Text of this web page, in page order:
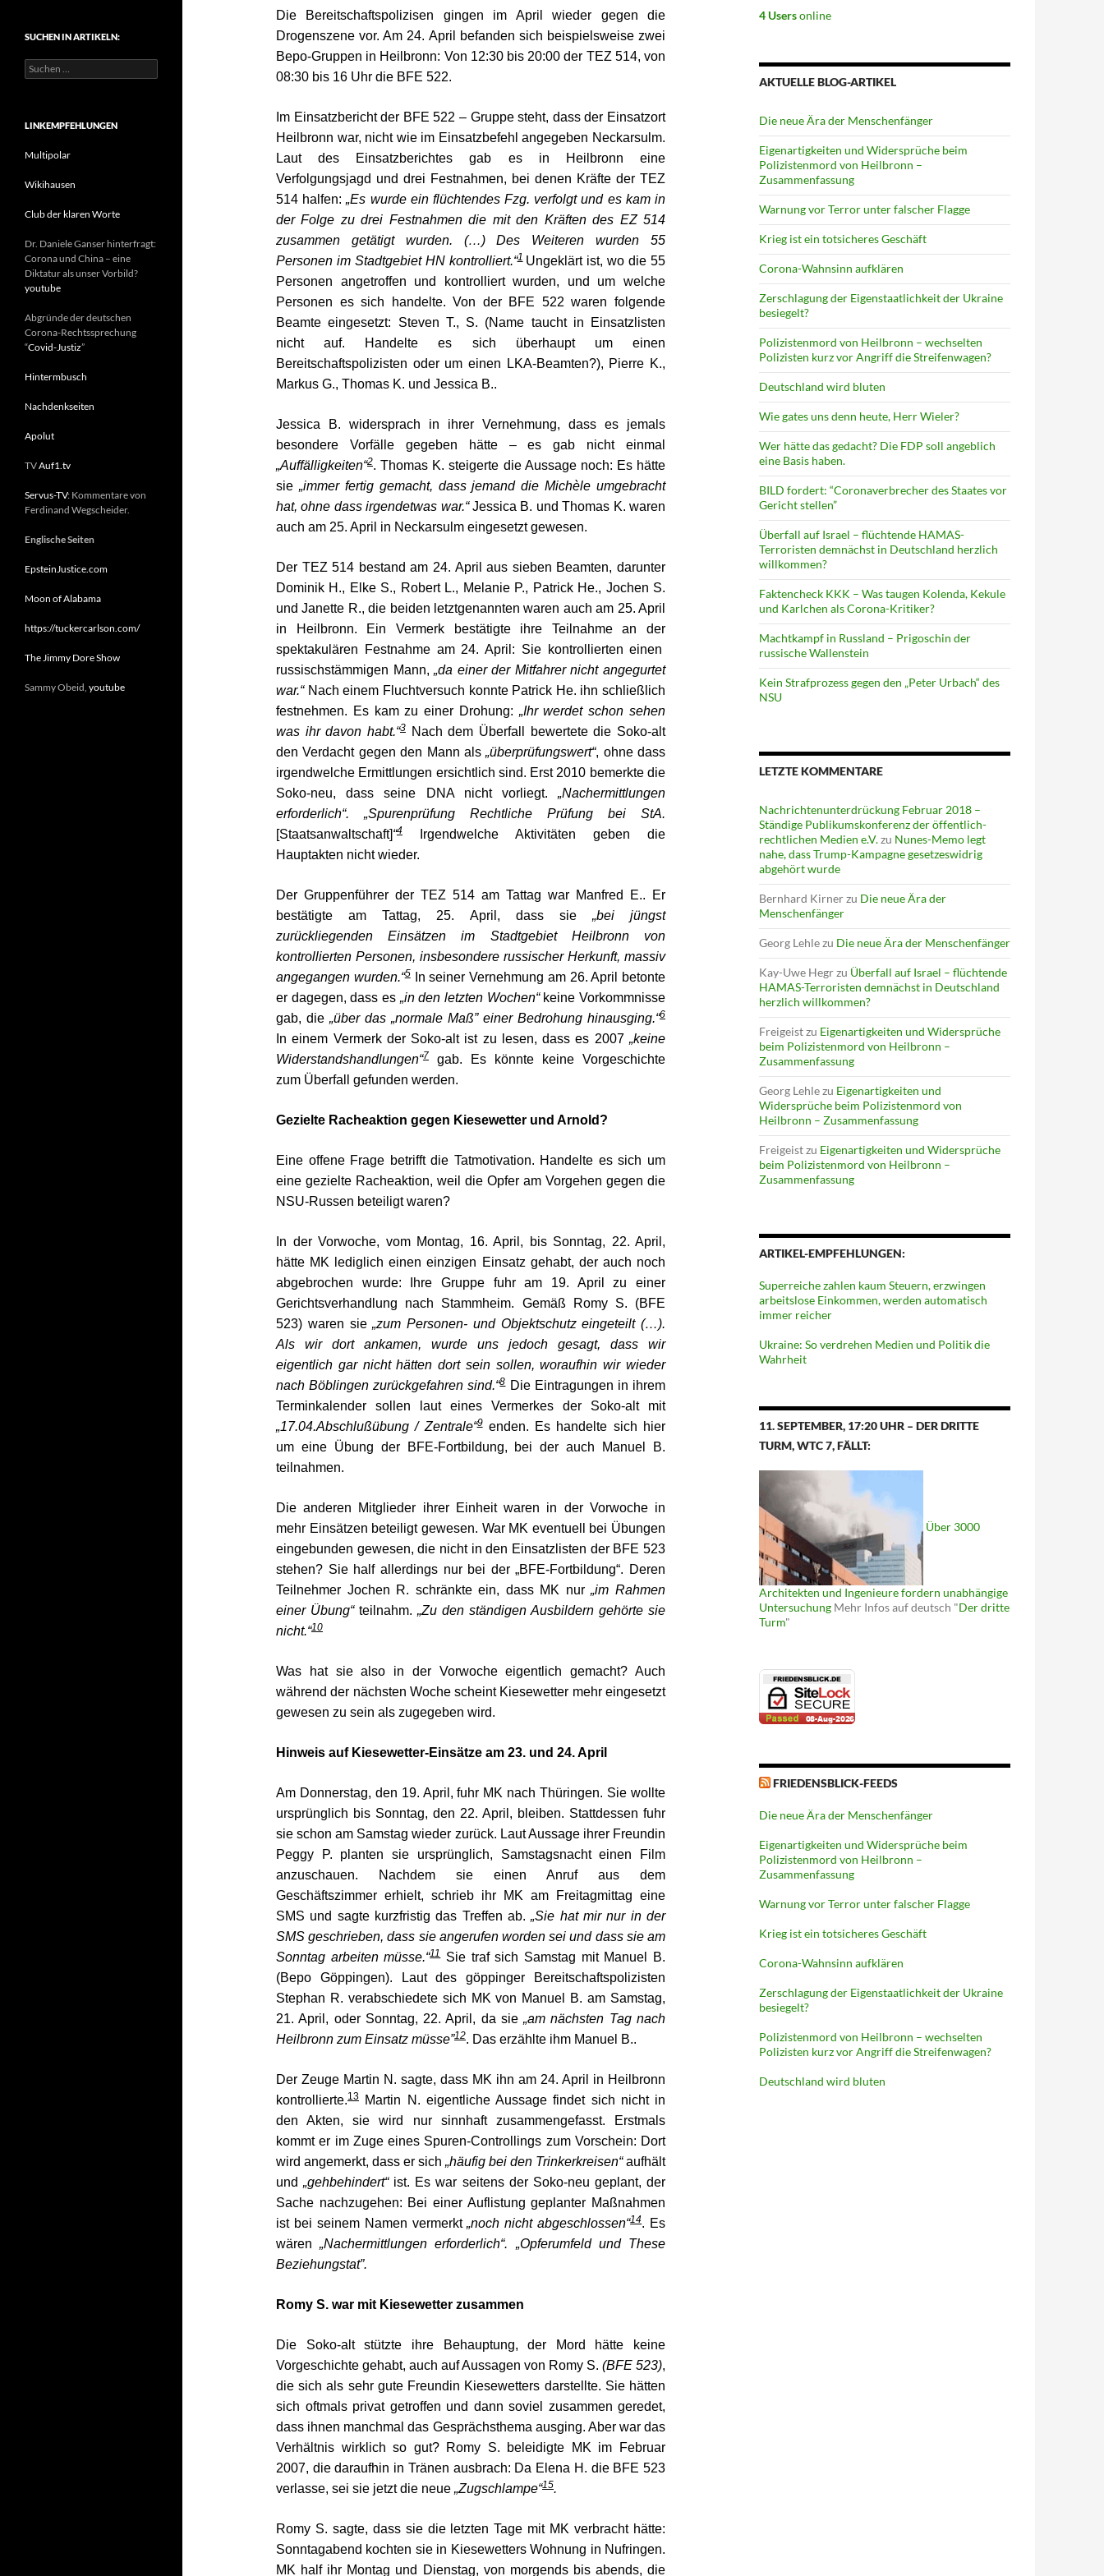
Die Bereitschaftspolizisen gingen im April wieder gegen die
Drogenszene vor. Am 24. April befanden sich beispielsweise zwei
Bepo-Gruppen in Heilbronn: Von 12:30 bis 20:00 der TEZ 514, von
08:30 bis 16 Uhr die BFE 522.
Im Einsatzbericht der BFE 522 – Gruppe steht, dass der Einsatzort
Heilbronn war, nicht wie im Einsatzbefehl angegeben Neckarsulm.
Laut des Einsatzberichtes gab es in Heilbronn eine
Verfolgungsjagd und drei Festnahmen, bei denen Kräfte der TEZ
514 halfen:„Es wurde ein flüchtendes Fzg. verfolgt und es kam in
der Folge zu drei Festnahmen die mit den Kräften des EZ 514
zusammen getätigt wurden. (…) Des Weiteren wurden 55
Personen im Stadtgebiet HN kontrolliert.“1 Ungeklärt ist, wo die 55
Personen angetroffen und kontrolliert wurden, und um welche
Personen es sich handelte. Von der BFE 522 waren folgende
Beamte eingesetzt: Steven T., S. (Name taucht in Einsatzlisten
nicht auf. Handelte es sich überhaupt um einen
Bereitschaftspolizisten oder um einen LKA-Beamten?), Pierre K.,
Markus G., Thomas K. und Jessica B..
Jessica B. widersprach in ihrer Vernehmung, dass es jemals
besondere Vorfälle gegeben hätte – es gab nicht einmal
„Auffälligkeiten“2. Thomas K. steigerte die Aussage noch: Es hätte
sie „immer fertig gemacht, dass jemand die Michèle umgebracht
hat, ohne dass irgendetwas war.“Jessica B. und Thomas K. waren
auch am 25. April in Neckarsulm eingesetzt gewesen.
Der TEZ514 bestandam 24. April aus sieben Beamten, darunter
Dominik H., Elke S., Robert L., Melanie P., Patrick He., Jochen S.
und Janette R., die beiden letztgenannten waren auch am 25. April
in Heilbronn. Ein Vermerk bestätigte ihre Teilnahme an der
spektakulären Festnahme am 24. April: Sie kontrollierten einen
russischstämmigen Mann,„da einer der Mitfahrer nicht angegurtet
war.“Nach einem Fluchtversuch konnte Patrick He. ihn schließlich
festnehmen. Es kam zu einer Drohung: „Ihr werdet schon sehen
was ihr davon habt.“3
Nach dem Überfall bewertete die Soko-alt
den Verdacht gegen den Mann als„überprüfungswert“, ohne dass
irgendwelche Ermittlungen ersichtlich sind. Erst 2010 bemerkte die
Soko-neu, dass seine DNA nicht vorliegt. „Nachermittlungen
erforderlich“. „Spurenprüfung Rechtliche Prüfung bei StA.
[Staatsanwaltschaft]“4
Irgendwelche Aktivitäten geben die
Hauptakten nicht wieder.
Der Gruppenführer der TEZ 514 am Tattag war Manfred
E.. Er
bestätigte am Tattag, 25. April, dass sie „bei jüngst
zurückliegenden Einsätzen im Stadtgebiet Heilbronn von
kontrollierten Personen, insbesondere russischer Herkunft, massiv
angegangen wurden.“5 In seiner Vernehmung am 26. April betonte
er dagegen, dass es „in den letzten Wochen“ keine Vorkommnisse
gab, die „über das „normale Maß” einer Bedrohung hinausging.“6
n einem Vermerk der Soko-alt ist zu lesen, dass es 2007 „keine
Widerstandshandlungen“7
gab. Es könnte keine Vorgeschichte
zum Überfall gefunden werden.
Gezielte Racheaktion gegen Kiesewetter und Arnold?
Eine offene Frage betrifft die Tatmotivation. Handelte es sich um
eine gezielte Racheaktion, weil die Opfer am Vorgehen gegen die
NSU-Russen beteiligt waren?
In der Vorwoche, vom Montag, 16. April, bis Sonntag, 22. April,
hätte MK lediglich einen einzigen Einsatz gehabt, der auch noch
abgebrochen wurde: Ihre Gruppe fuhr am 19. April zu einer
Gerichtsverhandlung nach Stammheim. Gemäß Romy S. (BFE
523) waren sie„zum Personen- und Objektschutz eingeteilt (…).
Als wir dort ankamen, wurde uns jedoch gesagt, dass wir
eigentlich gar nicht hätten dort sein sollen, woraufhin wir wieder
nach Böblingen zurückgefahren sind.“8 Die Eintragungen in ihrem
Terminkalender sollen laut eines Vermerkes der Soko-alt mit
„17.04.Abschlußübung / Zentrale“9enden. Es handelte sich hier
um eine Übung der BFE-Fortbildung, bei der auch Manuel B.
teilnahmen.
Die anderen Mitglieder ihrer Einheit waren in der Vorwoche in
mehr Einsätzen beteiligt gewesen. War MK eventuell bei Übungen
eingebunden gewesen, die nicht in den Einsatzlisten der BFE 523
stehen? Sie half allerdings nur bei der „BFE-Fortbildung“. Deren
Teilnehmer Jochen R. schränkte ein, dass MK nur„im Rahmen
einer Übung“ teilnahm. „Zu den ständigen Ausbildern gehörte sie
nicht.“10
Was hat sie also in der Vorwoche eigentlich gemacht? Auch
während der nächsten Woche scheint Kiesewetter mehr eingesetzt
gewesen zu sein als zugegeben wird.
Hinweis auf Kiesewetter-Einsätze am 23. und 24. April
Am Donnerstag, den 19. April, fuhr MK nach Thüringen. Sie wollte
ursprünglich bis Sonntag, den 22. April, bleiben. Stattdessen fuhr
sie schon am Samstag wieder zurück. Laut Aussage ihrer Freundin
Peggy P. planten sie ursprünglich, Samstagsnacht einen Film
anzuschauen. Nachdem sie einen Anruf aus dem
Geschäftszimmer erhielt, schrieb ihr MK am Freitagmittag eine
SMS und sagte kurzfristig das Treffen ab.„Sie hat mir nur in der
SMS geschrieben, dass sie angerufen worden sei und dass sie am
Sonntag arbeiten müsse.“11Sie traf sich Samstag mit Manuel B.
(Bepo Göppingen). Laut des göppinger Bereitschaftspolizisten
Stephan R. verabschiedete sich MK von Manuel B. am Samstag,
21. April, oder Sonntag, 22. April, da sie„am nächsten Tag nach
Heilbronn zum Einsatz müsse”12. Das erzählte ihm Manuel B..
Der Zeuge Martin N. sagte, dass MK ihn am 24. April in Heilbronn
kontrollierte.13
Martin N. eigentliche Aussage findet sich nicht in
den Akten, sie wird nur sinnhaft zusammengefasst. Erstmals
kommt er im Zuge eines Spuren-Controllings zum Vorschein: Dort
wird angemerkt, dass er sich „häufig bei den Trinkerkreisen“aufhält
und„gehbehindert“ist. Es war seitens der Soko-neu geplant, der
Sache nachzugehen: Bei einer Auflistung geplanter Maßnahmen
ist bei seinem Namen vermerkt„noch nicht abgeschlossen“14. Es
wären„Nachermittlungen erforderlich“. „Opferumfeld und These
Beziehungstat”.
Romy S. war mit Kiesewetter zusammen
Die Soko-alt stützte ihre Behauptung, der Mord hätte keine
Vorgeschichte gehabt, auch auf Aussagen von Romy S. (BFE 523),
die sich als sehr gute Freundin Kiesewetters darstellte. Sie hätten
sich oftmals privat getroffen und dann soviel zusammen geredet,
dass ihnen manchmal das Gesprächsthema ausging. Aber war das
Verhältnis wirklich so gut? Romy S. beleidigte MK im Februar
2007, die daraufhin in Tränen ausbrach: Da Elena H. die BFE 523
verlasse, sei sie jetzt die neue „Zugschlampe“15.
Romy S. sagte, dass sie die letzten Tage mit MK verbracht hätte:
Sonntagabend kochten sie in Kiesewetters Wohnung in Nufringen.
MK half ihr Montag und Dienstag, von morgends bis abends, die
4 Usersonline
AKTUELLE BLOG-ARTIKEL
Die neue Ära der Menschenfänger
Eigenartigkeiten und Widersprüche beim
Polizistenmord von Heilbronn –
Zusammenfassung
Warnung vor Terror unter falscher Flagge
Krieg ist ein totsicheres Geschäft
Corona-Wahnsinn aufklären
Zerschlagung der Eigenstaatlichkeit der Ukraine
besiegelt?
Polizistenmord von Heilbronn – wechselten
Polizisten kurz vor Angriff die Streifenwagen?
Deutschland wird bluten
Wie gates uns denn heute, Herr Wieler?
Wer hätte das gedacht? Die FDP soll angeblich
eine Basis haben.
BILD fordert: “Coronaverbrecher des Staates vor
Gericht stellen”
Überfall auf Israel – flüchtende HAMAS-
Terroristen demnächst in Deutschland herzlich
willkommen?
Faktencheck KKK – Was taugen Kolenda, Kekule
und Karlchen als Corona-Kritiker?
Machtkampf in Russland – Prigoschin der
russische Wallenstein
Kein Strafprozess gegen den „Peter Urbach“ des
NSU
LETZTE KOMMENTARE
Nachrichtenunterdrückung Februar 2018 –
Ständige Publikumskonferenz der öffentlich-
rechtlichen Medien e.V.zu Nunes-Memo legt
nahe, dass Trump-Kampagne gesetzeswidrig
abgehört wurde
Bernhard Kirnerzu Die neue Ära der
Menschenfänger
Georg Lehlezu Die neue Ära der Menschenfänger
Kay-Uwe Hegrzu Überfall auf Israel – flüchtende
HAMAS-Terroristen demnächst in Deutschland
herzlich willkommen?
Freigeistzu Eigenartigkeiten und Widersprüche
beim Polizistenmord von Heilbronn –
Zusammenfassung
Georg Lehlezu Eigenartigkeiten und
Widersprüche beim Polizistenmord von
Heilbronn – Zusammenfassung
Freigeistzu Eigenartigkeiten und Widersprüche
beim Polizistenmord von Heilbronn –
Zusammenfassung
ARTIKEL-EMPFEHLUNGEN:
Superreiche zahlen kaum Steuern, erzwingen
arbeitslose Einkommen, werden automatisch
immer reicher
Ukraine: So verdrehen Medien und Politik die
Wahrheit
11. SEPTEMBER, 17:20 UHR – DER DRITTE
TURM, WTC 7, FÄLLT:
Über 3000
Architekten und Ingenieure fordern unabhängige
Untersuchung Mehr Infos auf deutsch "Der dritte
Turm"
FRIEDENSBLICK-FEEDS
Die neue Ära der Menschenfänger
Eigenartigkeiten und Widersprüche beim
Polizistenmord von Heilbronn –
Zusammenfassung
Warnung vor Terror unter falscher Flagge
Krieg ist ein totsicheres Geschäft
Corona-Wahnsinn aufklären
Zerschlagung der Eigenstaatlichkeit der Ukraine
besiegelt?
Polizistenmord von Heilbronn – wechselten
Polizisten kurz vor Angriff die Streifenwagen?
Deutschland wird bluten
g
SUCHEN IN ARTIKELN:
S
u
e
n
c
:
LINKEMPFEHLUNGEN
Multipolar
Wikihausen
Club der klaren Worte
Dr. Daniele Ganser hinterfragt:
Corona und China – eine
Diktatur als unser Vorbild?
youtube
Abgründe der deutschen
Corona-Rechtssprechung
“Covid-Justiz”
Hintermbusch
Nachdenkseiten
Apolut
TVAuf1.tv
Servus-TV: Kommentare von
Ferdinand Wegscheider.
Englische Seiten
EpsteinJustice.com
Moon of Alabama
https://tuckercarlson.com/
The Jimmy Dore Show
Sammy Obeid, youtube